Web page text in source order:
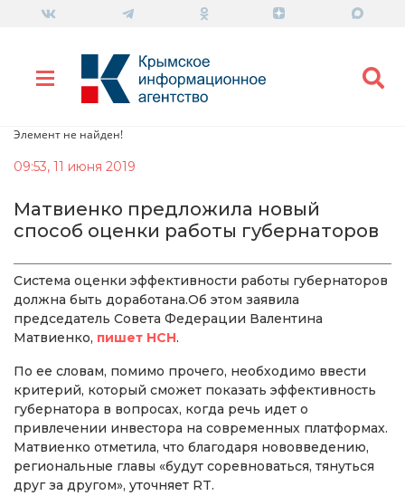
Элемент не найден!
09:53, 11 июня 2019
Матвиенко предложила новый
способ оценки работы губернаторов
Система оценки эффективности работы губернаторов
должна быть доработана.Об этом заявила
председатель Совета Федерации Валентина
Матвиенко, пишет НСН.
По ее словам, помимо прочего, необходимо ввести
критерий, который сможет показать эффективность
губернатора в вопросах, когда речь идет о
привлечении инвестора на современных платформах.
Матвиенко отметила, что благодаря нововведению,
региональные главы «будут соревноваться, тянуться
друг за другом», уточняет RT.